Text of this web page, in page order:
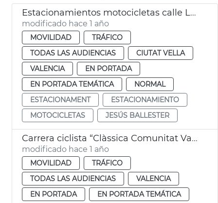
Estacionamientos motocicletas calle Les Garrigues
modificado hace 1 año
MOVILIDAD
TRÁFICO
TODAS LAS AUDIENCIAS
CIUTAT VELLA
VALENCIA
EN PORTADA
EN PORTADA TEMÁTICA
NORMAL
ESTACIONAMENT
ESTACIONAMIENTO
MOTOCICLETAS
JESÚS BALLESTER
Carrera ciclista “Clàssica Comunitat Valenciana 1969”
modificado hace 1 año
MOVILIDAD
TRÁFICO
TODAS LAS AUDIENCIAS
VALENCIA
EN PORTADA
EN PORTADA TEMÁTICA